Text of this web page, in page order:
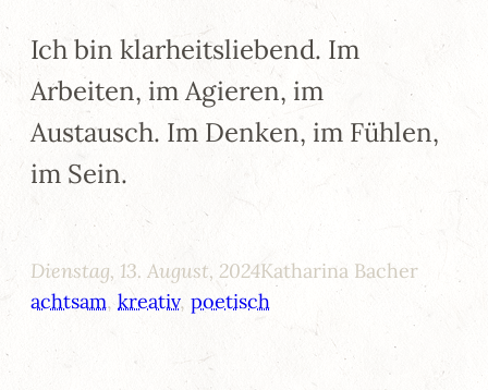
Ich bin klarheitsliebend. Im
Arbeiten, im Agieren, im
Austausch. Im Denken, im Fühlen,
im Sein.
Dienstag, 13. August, 2024Katharina Bacher
achtsam, kreativ, poetisch